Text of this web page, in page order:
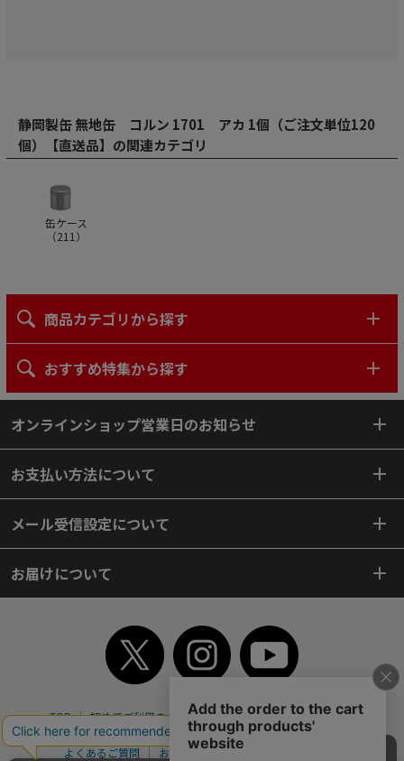
静岡製缶 無地缶 コルン 1701 アカ 1個（ご注文単位120
個）【直送品】の関連カテゴリ
缶ケース
（211 ）
商品カテゴリから探す
おすすめ特集から探す
オンラインショップ営業日のお知らせ
お支払い方法について
メール受信設定について
お届けについて
TOP 初めてご利用のお客様へ ご利用案内
ご利用規約
個人情報保護方針
特定商取引法
会社案内
よくあるご質問
お問い合わせ ピンポイントサーチ